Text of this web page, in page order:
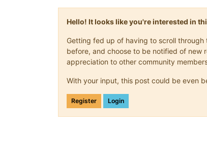
Hello! It looks like you're interested in
Getting fed up of having to scroll
before, and choose to be notified of new
appreciation to other community
With your input, this post could be even
Register Login